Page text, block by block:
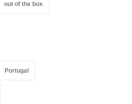
out of the box
Portugal